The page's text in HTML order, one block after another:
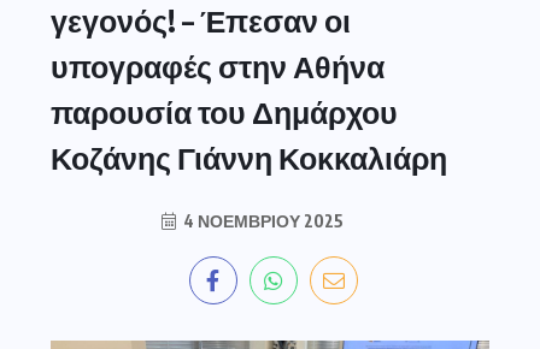
γεγονός! – Έπεσαν οι
υπογραφές στην Αθήνα
παρουσία του Δημάρχου
Κοζάνης Γιάννη Κοκκαλιάρη
4 ΝΟΕΜΒΡΊΟΥ 2025